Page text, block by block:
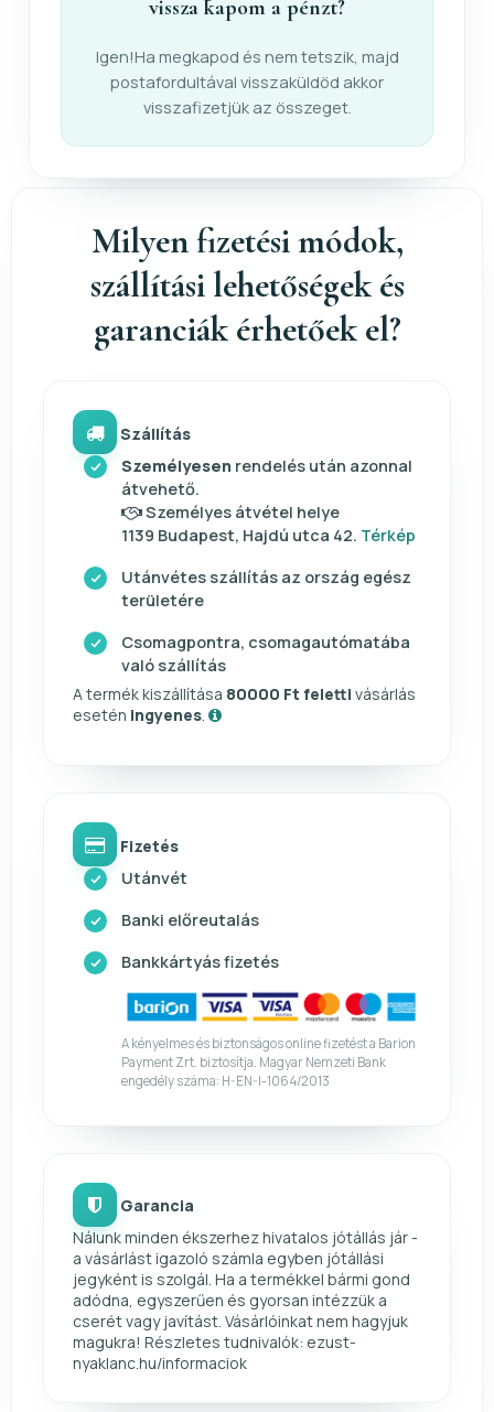
vissza kapom a pénzt?
Igen!Ha megkapod és nem tetszik, majd
postafordultával visszaküldöd akkor
visszafizetjük az összeget.
Milyen fizetési módok,
szállítási lehetőségek és
garanciák érhetőek el?
Szállítás
Személyesen rendelés után azonnal
átvehető.
Személyes átvétel helye
1139 Budapest, Hajdú utca 42. Térkép
Utánvétes szállítás az ország egész
területére
Csomagpontra, csomagautómatába
való szállítás
A termék kiszállítása 80000 Ft feletti vásárlás
esetén ingyenes.
Fizetés
Utánvét
Banki előreutalás
Bankkártyás fizetés
A kényelmes és biztonságos online fizetést a Barion
Payment Zrt. biztosítja. Magyar Nemzeti Bank
engedély száma: H-EN-I-1064/2013
Garancia
Nálunk minden ékszerhez hivatalos jótállás jár -
a vásárlást igazoló számla egyben jótállási
jegyként is szolgál. Ha a termékkel bármi gond
adódna, egyszerűen és gyorsan intézzük a
cserét vagy javítást. Vásárlóinkat nem hagyjuk
magukra! Részletes tudnivalók: ezust-
nyaklanc.hu/informaciok